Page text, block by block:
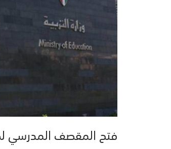
فتح المقصف المدرسي